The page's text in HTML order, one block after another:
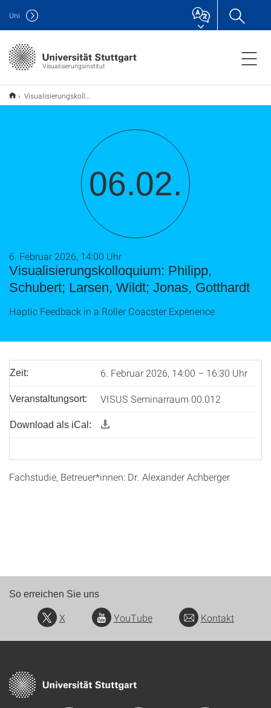
Visualisierungsinstitut
Uni
Visualisierungskolloquium: Philipp, Schubert; Larsen, Wildt; Jonas, Gotthardt
06.02.
Visualisierungskolloquium: Philipp,
Schubert; Larsen, Wildt; Jonas, Gotthardt
6. Februar 2026, 14:00 Uhr
Haptic Feedback in a Roller Coacster Experience
Zeit: 6. Februar 2026, 14:00 – 16:30 Uhr
Veranstaltungsort: VISUS Seminarraum 00.012
Download als iCal:
Fachstudie, Betreuer*innen: Dr. Alexander Achberger
So erreichen Sie uns
X YouTube Kontakt